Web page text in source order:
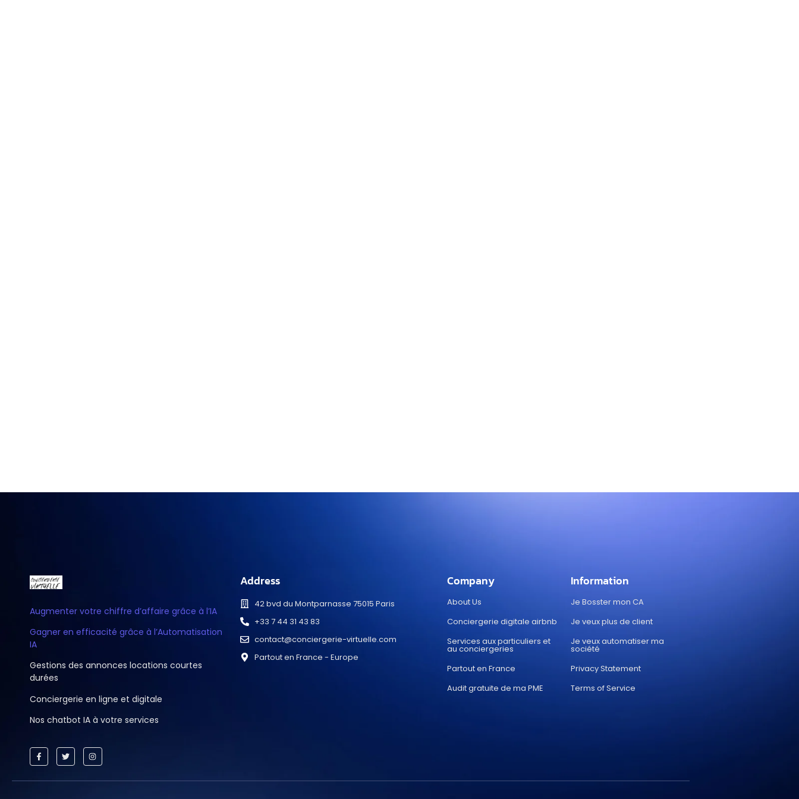
Augmenter votre chiffre d’affaire grâce à l’IA
Gagner en efficacité grâce à l’Automatisation
IA
Gestions des annonces locations courtes
durées
Conciergerie en ligne et digitale
Nos chatbot IA à votre services
Address
42 bvd du Montparnasse 75015 Paris
+33 7 44 31 43 83
contact@conciergerie-virtuelle.com
Partout en France - Europe
Company
About Us
Conciergerie digitale airbnb
Services aux particuliers et
au conciergeries
Partout en France
Audit gratuite de ma PME
Information
Je Bosster mon CA
Je veux plus de client
Je veux automatiser ma
société
Privacy Statement
Terms of Service